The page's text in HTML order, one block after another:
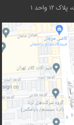
واحد ۱